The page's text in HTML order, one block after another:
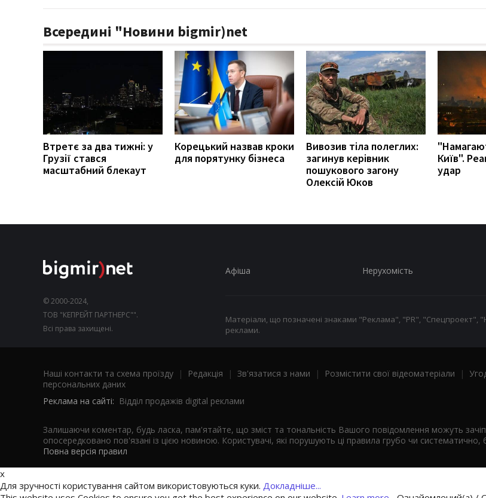
Всередині "Новини bigmir)net
Втретє за два тижні: у
Грузії стався
масштабний блекаут
Корецький назвав кроки
для порятунку бізнеса
Вивозив тіла полеглих:
загинув керівник
пошукового загону
Олексій Юков
Київ".
удар
© 2000-2024,
ТОВ "КЕПРЕЙТ ПАРТНЕРС"".
Всі права захищені.
Афіша Нерухомість
Матеріали, що позначені знаками "Реклама", "PR", "Спецпроект",
реклами.
Наші контакти та схема проїзду | Редакція | Зв'язатися з нами | Розмістити свої відеоматеріали |
персональних даних
Реклама на сайті: Відділ продажів digital реклами
Залишаючи коментар, будь ласка, пам'ятайте, що зміст та тональність Вашого повідомлення можуть
опосередковано пов'язані із цією новиною. Користувачі, які порушують ці правила грубо чи систематично,
Повна версія правил
x
Для зручності користування сайтом використовуються куки. Докладніше...